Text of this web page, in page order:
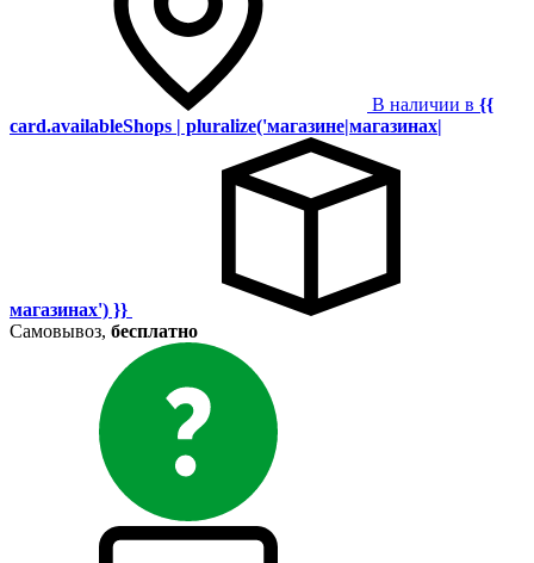
В наличии в {{
card.availableShops | pluralize('магазине|магазинах|
магазинах') }}
Самовывоз, бесплатно